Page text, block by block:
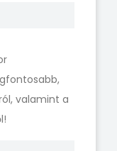
valamint a